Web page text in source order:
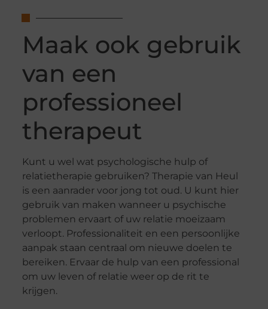
Maak ook gebruik
van een
professioneel
therapeut
Kunt u wel wat psychologische hulp of
relatietherapie gebruiken? Therapie van Heul
is een aanrader voor jong tot oud. U kunt hier
gebruik van maken wanneer u psychische
problemen ervaart of uw relatie moeizaam
verloopt. Professionaliteit en een persoonlijke
aanpak staan centraal om nieuwe doelen te
bereiken. Ervaar de hulp van een professional
om uw leven of relatie weer op de rit te
krijgen.